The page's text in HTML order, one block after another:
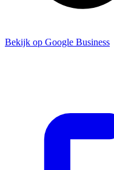
Bekijk op Google Business